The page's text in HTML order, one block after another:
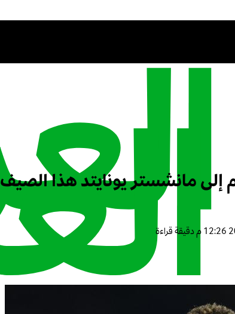
إلى مانشستر يونايتد هذا الصيف
دقيقة قراءة